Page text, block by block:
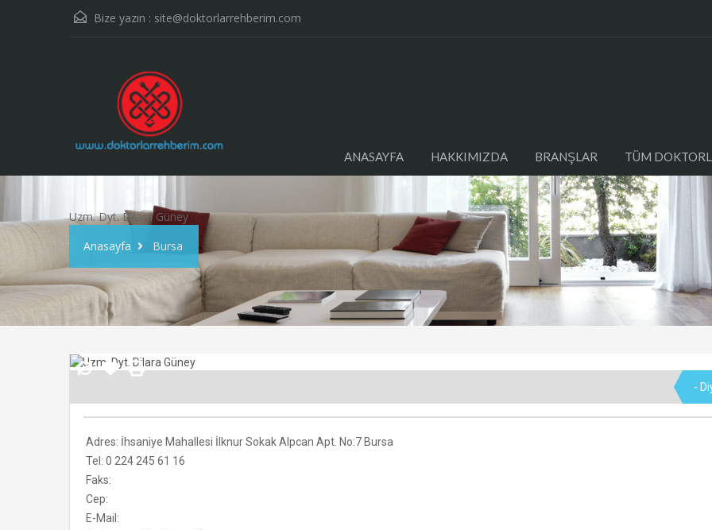
Bize yazın : site@doktorlarrehberim.com
ANASAYFA HAKKIMIZDA BRANŞLAR TÜM
Uzm. Dyt. Dilara Güney
Anasayfa
Bursa
-
Adres: İhsaniye Mahallesi İlknur Sokak Alpcan Apt. No:7 Bursa
Tel: 0 224 245 61 16
Faks:
Cep:
E-Mail: